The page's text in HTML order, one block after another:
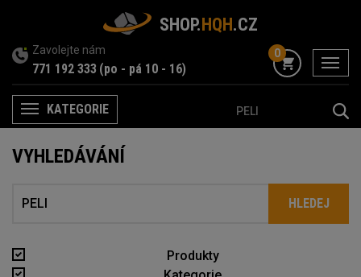
SHOP.HQH.CZ
Zavolejte nám
771 192 333 (po - pá 10 - 16) menu
0
MenuKATEGORIE
VYHLEDÁVÁNÍ
Produkty